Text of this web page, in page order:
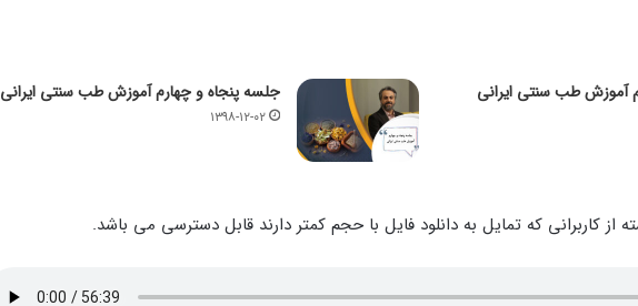
آموزش طب سنتی ایرانی جلسه پنجاه و چهارم آموزش طب سنتی ایرانی
۱۳۹۸-۱۲-۰۲
کاربرانی که تمایل به دانلود فایل با حجم کمتر دارند قابل دسترسی می باشد.